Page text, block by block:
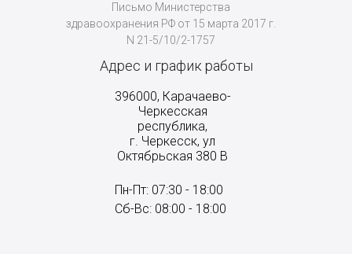
Адрес и график работы
Пн-Пт: 07:30 - 18:00
Сб-Вс: 08:00 - 18:00
396000, Карачаево-
Черкесская
республика,
г. Черкесск, ул
Октябрьская 380 В
Письмо Министерства
здравоохранения РФ от 15 марта 2017 г.
N 21-5/10/2-1757